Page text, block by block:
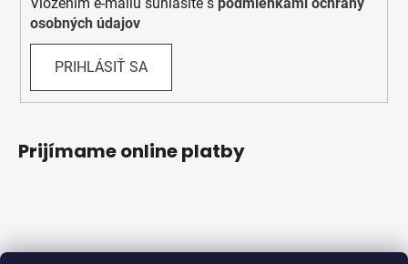
osobných údajov
PRIHLÁSIŤ SA
Prijímame online platby